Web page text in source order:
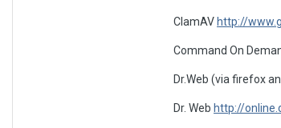
ClamAV http://
Command On
Dr.Web (via firefox
Dr. Web http://